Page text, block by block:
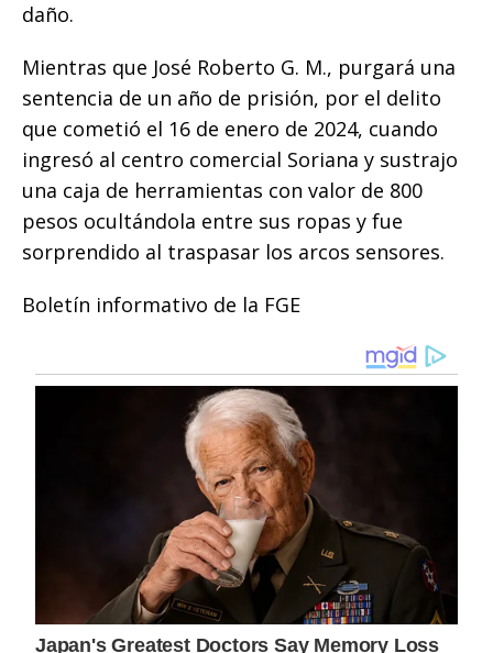
daño.
Mientras que José Roberto G. M., purgará una
sentencia de un año de prisión, por el delito
que cometió el 16 de enero de 2024, cuando
ingresó al centro comercial Soriana y sustrajo
una caja de herramientas con valor de 800
pesos ocultándola entre sus ropas y fue
sorprendido al traspasar los arcos sensores.
Boletín informativo de la FGE